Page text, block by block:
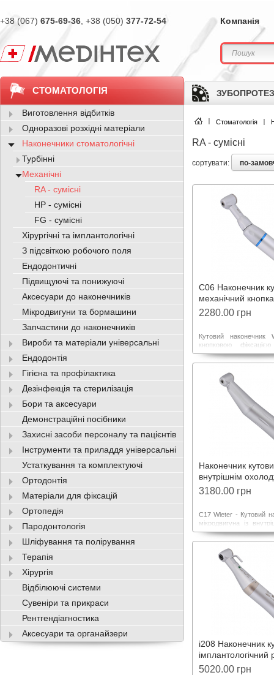
Компанія
+38 (067) 675-69-36 , +38 (050) 377-72-54
Стоматологія
RA - сумісні
сортувати: по-
C06 Наконечник
механічний кнопка
2280.00 грн
Кутовий наконечник
кнопковою
маленьку голівку
доступу до будь-якої
опорними
ресурс
рівень шуму та вібрації.
Наконечник
внутрішнім
C17
3180.00 грн
С17 Wieter - Кутовий
мікродвигуна із
охолодженням та
механізмом фіксації
Його переваги:
відсутність
ергономічність.
40000 об/хв.
i208 Наконечник
імплантологічний
5020.00 грн
СТОМАТОЛОГІЯ
Виготовлення відбитків
Одноразові розхідні матеріали
Наконечники стоматологічні
Турбінні
Механічні
RA - сумісні
HP - сумісні
FG - сумісні
Хірургічні та імплантологічні
З підсвіткою робочого поля
Ендодонтичні
Підвищуючі та понижуючі
Аксесуари до наконечників
Мікродвигуни та бормашини
Запчастини до наконечників
Вироби та матеріали універсальні
Ендодонтія
Гігієна та профілактика
Дезінфекція та стерилізація
Бори та аксесуари
Демонстраційні посібники
Захисні засоби персоналу та пацієнтів
Інструменти та приладдя універсальні
Устаткування та комплектуючі
Ортодонтія
Матеріали для фіксацій
Ортопедія
Пародонтологія
Шліфування та полірування
Терапія
Хірургія
Відбілюючі системи
Сувеніри та прикраси
Рентгендіагностика
Аксесуари та органайзери